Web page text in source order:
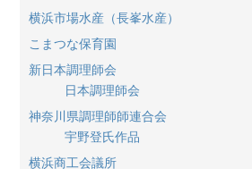
横浜市場水産（長峯水産）
こまつな保育園
新日本調理師会
日本調理師会
神奈川県調理師師連合会
宇野登氏作品
横浜商工会議所